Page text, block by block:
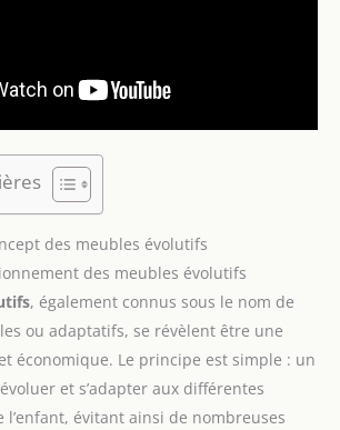
des meubles évolutifs
des meubles évolutifs
, également connus sous le nom de
ou adaptatifs, se révèlent être une
économique. Le principe est simple : un
et s’adapter aux différentes
l’enfant, évitant ainsi de nombreuses